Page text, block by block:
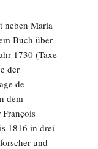
neben Maria
Buch über
1730 (Taxe
der
de
dem
1816 in drei
und